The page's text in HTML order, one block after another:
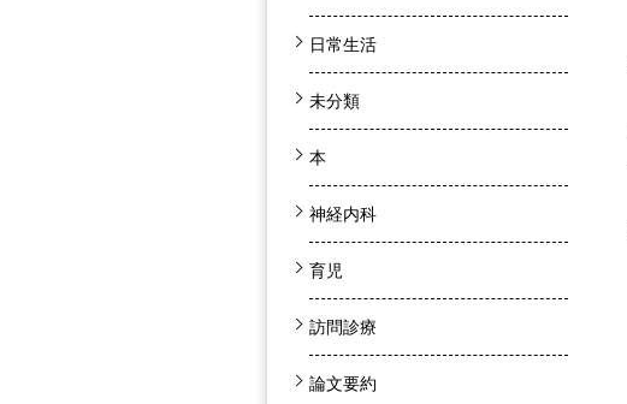
日常生活
未分類
本
神経内科
育児
訪問診療
論文要約